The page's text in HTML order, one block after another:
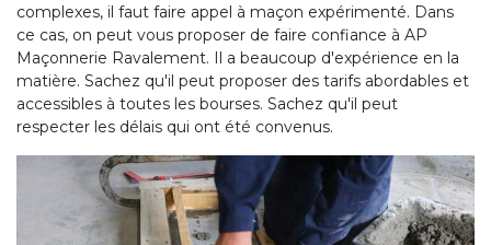
complexes, il faut faire appel à maçon expérimenté. Dans
ce cas, on peut vous proposer de faire confiance à AP
Maçonnerie Ravalement. Il a beaucoup d'expérience en la
matière. Sachez qu'il peut proposer des tarifs abordables et
accessibles à toutes les bourses. Sachez qu'il peut
respecter les délais qui ont été convenus.